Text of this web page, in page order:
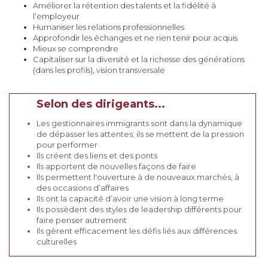
Améliorer la rétention des talents et la fidélité à
l’employeur
Humaniser les relations professionnelles
Approfondir les échanges et ne rien tenir pour acquis
Mieux se comprendre
Capitaliser sur la diversité et la richesse des générations
(dans les profils), vision transversale
Selon des dirigeants...
Les gestionnaires immigrants sont dans la dynamique
de dépasser les attentes; ils se mettent de la pression
pour performer
Ils créent des liens et des ponts
Ils apportent de nouvelles façons de faire
Ils permettent l'ouverture à de nouveaux marchés, à
des occasions d’affaires
Ils ont la capacité d’avoir une vision à long terme
Ils possèdent des styles de leadership différents pour
faire penser autrement
Ils gèrent efficacement les défis liés aux différences
culturelles